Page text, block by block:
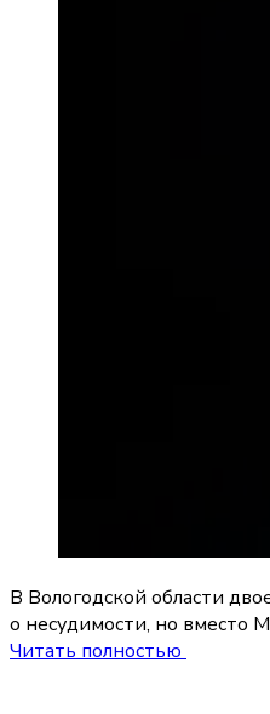
В Вологодской области
о несудимости, но вместо
Читать полностью